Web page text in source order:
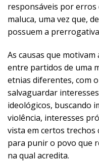
responsáveis por erros
maluca, uma vez que,
possuem a
As causas que
entre partidos de uma
etnias diferentes, com
salvaguardar
ideológicos, buscando
violência, interesses
vista em certos
para punir o povo que
na qual acredita.